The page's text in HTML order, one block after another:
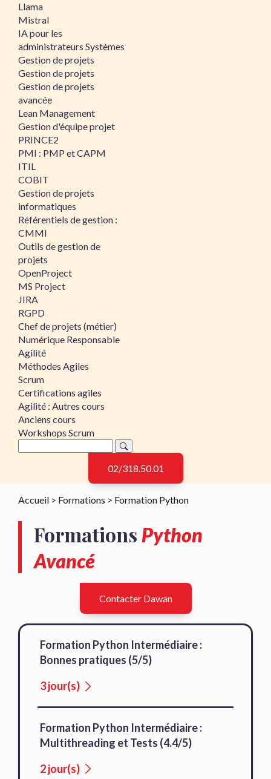
Llama
Mistral
IA pour les
administrateurs Systèmes
Gestion de projets
Gestion de projets
Gestion de projets
avancée
Lean Management
Gestion d'équipe projet
PRINCE2
PMI : PMP et CAPM
ITIL
COBIT
Gestion de projets
informatiques
Référentiels de gestion :
CMMI
Outils de gestion de
projets
OpenProject
MS Project
JIRA
RGPD
Chef de projets (métier)
Numérique Responsable
Agilité
Méthodes Agiles
Scrum
Certifications agiles
Agilité : Autres cours
Anciens cours
Workshops Scrum
02/318.50.01
Accueil > Formations > Formation Python
Formations Python
Avancé
Contacter Dawan
Formation Python Intermédiaire :
Bonnes pratiques (5/5)
3 jour(s)
Formation Python Intermédiaire :
Multithreading et Tests (4.4/5)
2 jour(s)